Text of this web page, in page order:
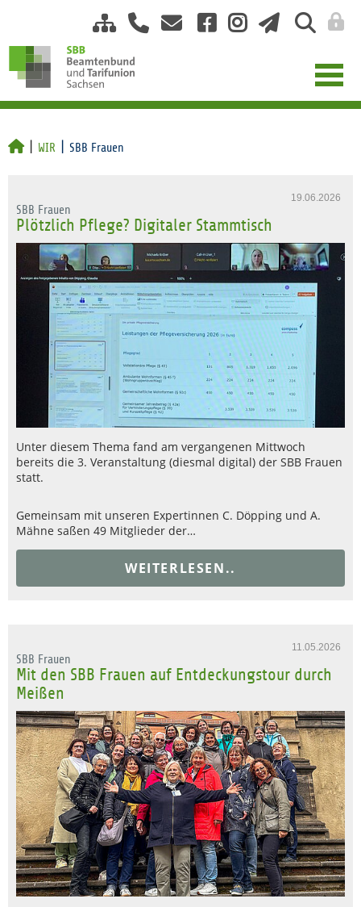
WIR SBB Frauen
19.06.2026
SBB Frauen
Plötzlich Pflege? Digitaler Stammtisch
Unter diesem Thema fand am vergangenen Mittwoch
bereits die 3. Veranstaltung (diesmal digital) der SBB Frauen
statt.
Gemeinsam mit unseren Expertinnen C. Döpping und A.
Mähne saßen 49 Mitglieder der…
WEITERLESEN..
11.05.2026
SBB Frauen
Mit den SBB Frauen auf Entdeckungstour durch
Meißen